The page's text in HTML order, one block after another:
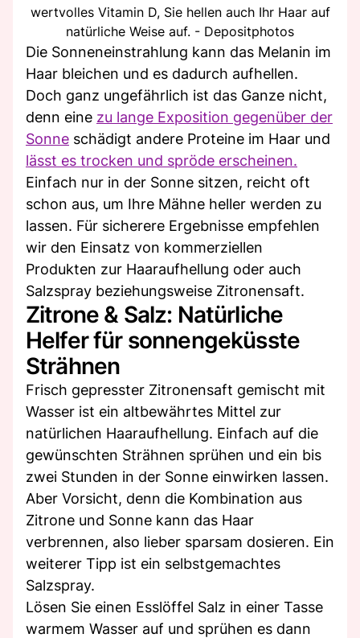
wertvolles Vitamin D, Sie hellen auch Ihr Haar auf
natürliche Weise auf. - Depositphotos
Die Sonneneinstrahlung kann das Melanin im
Haar bleichen und es dadurch aufhellen.
Doch ganz ungefährlich ist das Ganze nicht,
denn eine zu lange Exposition gegenüber der
Sonne schädigt andere Proteine im Haar und
lässt es trocken und spröde erscheinen.
Einfach nur in der Sonne sitzen, reicht oft
schon aus, um Ihre Mähne heller werden zu
lassen. Für sicherere Ergebnisse empfehlen
wir den Einsatz von kommerziellen
Produkten zur Haaraufhellung oder auch
Salzspray beziehungsweise Zitronensaft.
Zitrone & Salz: Natürliche
Helfer für sonnengeküsste
Strähnen
Frisch gepresster Zitronensaft gemischt mit
Wasser ist ein altbewährtes Mittel zur
natürlichen Haaraufhellung. Einfach auf die
gewünschten Strähnen sprühen und ein bis
zwei Stunden in der Sonne einwirken lassen.
Aber Vorsicht, denn die Kombination aus
Zitrone und Sonne kann das Haar
verbrennen, also lieber sparsam dosieren. Ein
weiterer Tipp ist ein selbstgemachtes
Salzspray.
Lösen Sie einen Esslöffel Salz in einer Tasse
warmem Wasser auf und sprühen es dann